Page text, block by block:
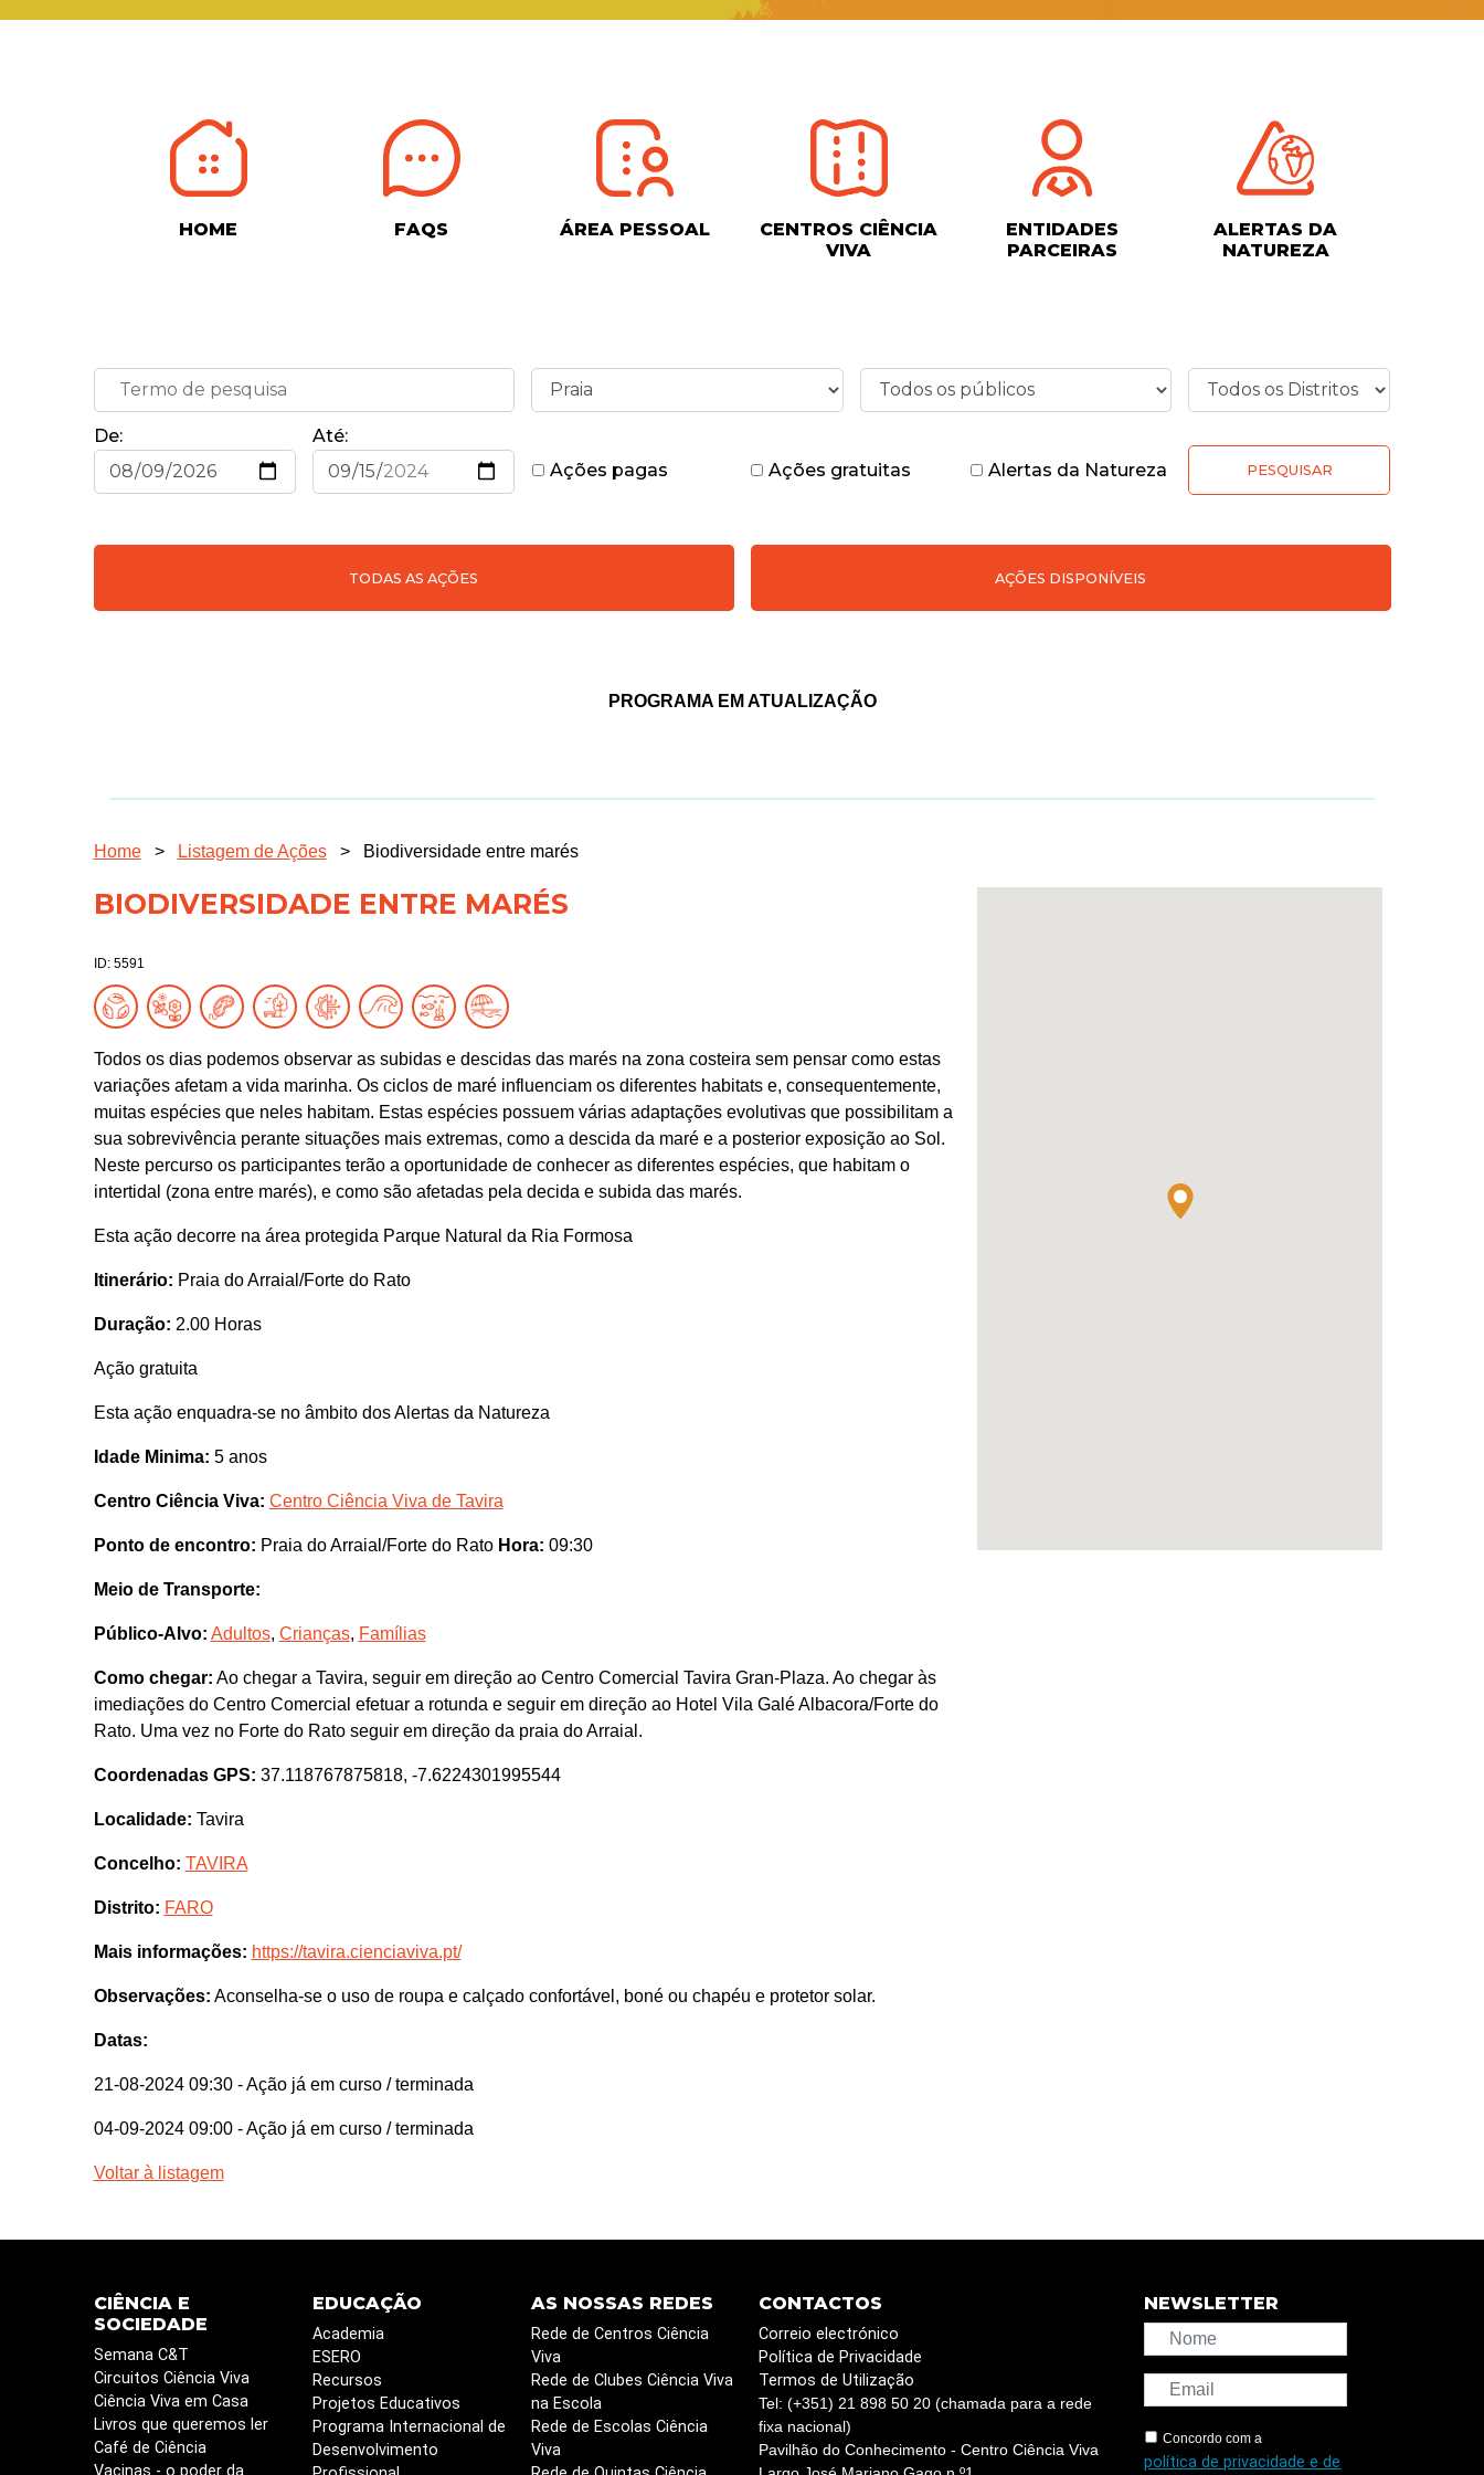
HOME FAQS ÁREA PESSOAL
CENTROS CIÊNCIA
VIVA
ENTIDADES
PARCEIRAS
ALERTAS DA
NATUREZA
De:
Até:
Ações pagas
Ações gratuitas Alertas da Natureza PESQUISAR
TODAS AS AÇÕES AÇÕES DISPONÍVEIS
PROGRAMA EM ATUALIZAÇÃO
Home > Listagem de Ações > Biodiversidade entre marés
BIODIVERSIDADE ENTRE MARÉS
ID: 5591
Todos os dias podemos observar as subidas e descidas das marés na zona costeira sem pensar como estas
variações afetam a vida marinha. Os ciclos de maré influenciam os diferentes habitats e, consequentemente,
muitas espécies que neles habitam. Estas espécies possuem várias adaptações evolutivas que possibilitam a
sua sobrevivência perante situações mais extremas, como a descida da maré e a posterior exposição ao Sol.
Neste percurso os participantes terão a oportunidade de conhecer as diferentes espécies, que habitam o
intertidal (zona entre marés), e como são afetadas pela decida e subida das marés.
Esta ação decorre na área protegida Parque Natural da Ria Formosa
Itinerário: Praia do Arraial/Forte do Rato
Duração: 2.00 Horas
Ação gratuita
Esta ação enquadra-se no âmbito dos Alertas da Natureza
Idade Minima: 5 anos
Centro Ciência Viva: Centro Ciência Viva de Tavira
Ponto de encontro: Praia do Arraial/Forte do Rato Hora: 09:30
Meio de Transporte:
Público-Alvo: Adultos, Crianças, Famílias
Como chegar: Ao chegar a Tavira, seguir em direção ao Centro Comercial Tavira Gran-Plaza. Ao chegar às
imediações do Centro Comercial efetuar a rotunda e seguir em direção ao Hotel Vila Galé Albacora/Forte do
Rato. Uma vez no Forte do Rato seguir em direção da praia do Arraial.
Coordenadas GPS: 37.118767875818, -7.6224301995544
Localidade: Tavira
Concelho: TAVIRA
Distrito: FARO
Mais informações: https://tavira.cienciaviva.pt/
Observações: Aconselha-se o uso de roupa e calçado confortável, boné ou chapéu e protetor solar.
Datas:
21-08-2024 09:30 - Ação já em curso / terminada
04-09-2024 09:00 - Ação já em curso / terminada
Voltar à listagem
CIÊNCIA E
SOCIEDADE
Semana C&T
Circuitos Ciência Viva
Ciência Viva em Casa
Livros que queremos ler
Café de Ciência
Vacinas - o poder da
EDUCAÇÃO
Academia
ESERO
Recursos
Projetos Educativos
Programa Internacional de
Desenvolvimento
AS NOSSAS REDES
Rede de Centros Ciência
Viva
Rede de Clubes Ciência Viva
na Escola
Rede de Escolas Ciência
Viva
CONTACTOS
Correio electrónico
Política de Privacidade
Termos de Utilização
Tel: (+351) 21 898 50 20 (chamada para a rede
fixa nacional)
Pavilhão do Conhecimento - Centro Ciência Viva
NEWSLETTER
Concordo com a
política de privacidade e de